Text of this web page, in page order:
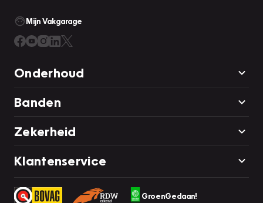
Mijn Vakgarage
Onderhoud
Banden
Zekerheid
Klantenservice
GroenGedaan!